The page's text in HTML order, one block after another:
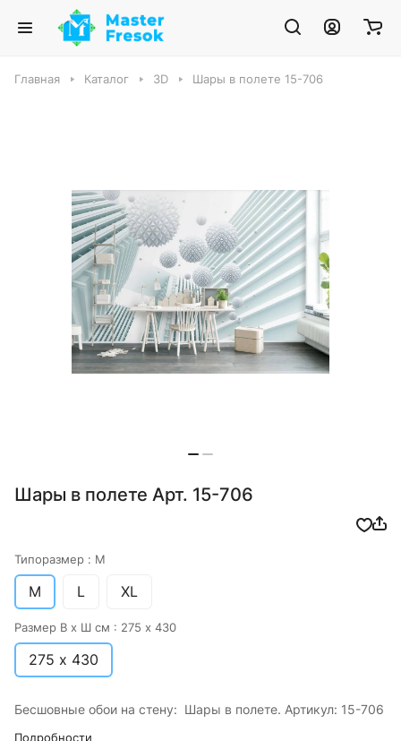
Главная Каталог 3D Шары в полете 15-706
Шары в полете Арт. 15-706
Типоразмер : M
M L XL
Размер В х Ш см : 275 х 430
275 х 430
Бесшовные обои на стену: Шары в полете. Артикул: 15-706
Подробности